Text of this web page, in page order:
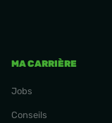
MA CARRIÈRE
Jobs
Conseils